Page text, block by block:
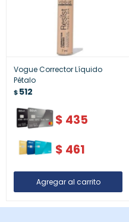
Vogue Corrector Líquido
Pétalo
$512
$ 435
$ 461